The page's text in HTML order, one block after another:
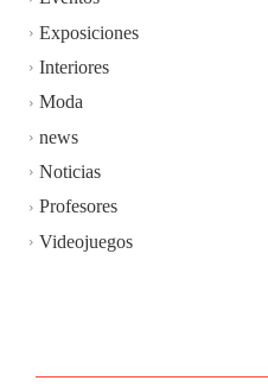
Exposiciones
Interiores
Moda
news
Noticias
Profesores
Videojuegos